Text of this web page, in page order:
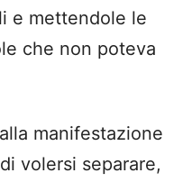
e mettendole le
che non poteva
manifestazione
volersi separare,